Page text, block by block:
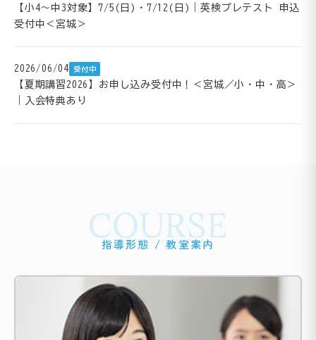
【小4～中3対象】7/5(日)・7/12(日)｜英検プレテスト 申込
受付中＜宮城＞
2026/06/04 受付中
【夏期講習2026】お申し込み受付中！＜宮城／小・中・高＞
｜入会特典あり
COURSE
指導形態 / 教室案内